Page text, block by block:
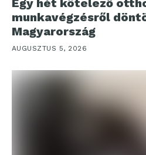
Egy hét kötelező
munkavégzésről
Magyarország
AUGUSZTUS 5, 2026